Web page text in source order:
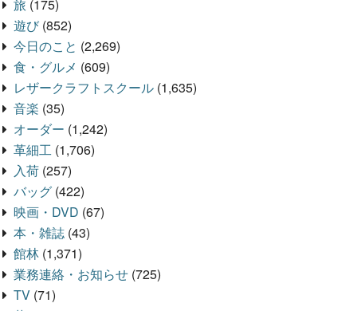
旅 (175)
遊び(852)
今日のこと (2,269)
食・グルメ (609)
レザークラフトスクール (1,635)
音楽 (35)
オーダー (1,242)
革細工 (1,706)
入荷 (257)
バッグ (422)
映画・DVD (67)
本・雑誌 (43)
館林 (1,371)
業務連絡・お知らせ (725)
TV (71)